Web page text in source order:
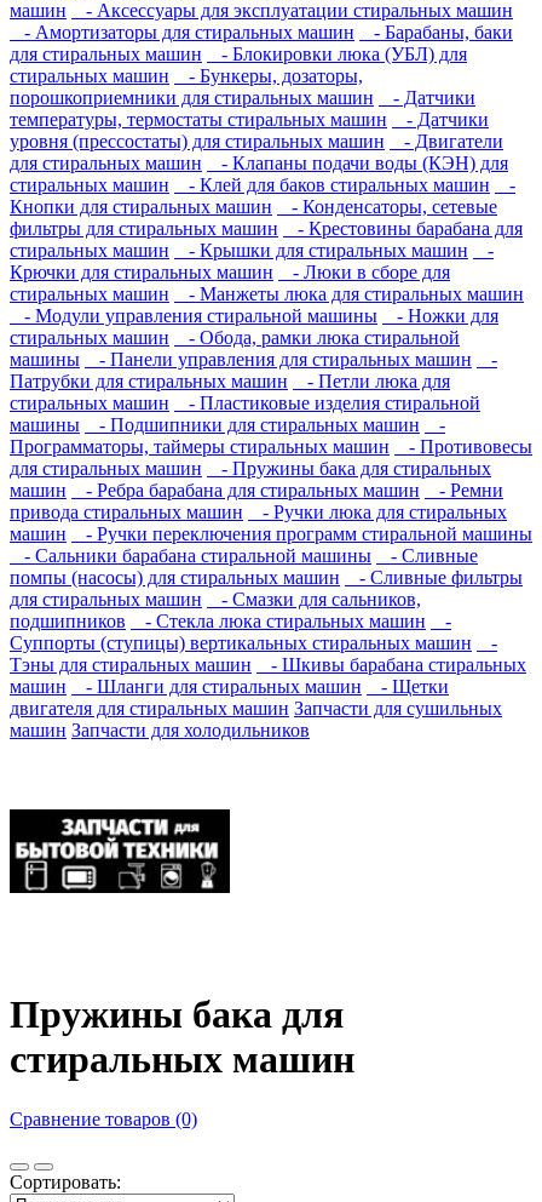
машин
- Аксессуары для эксплуатации стиральных машин
- Амортизаторы для стиральных машин
- Барабаны, баки
для стиральных машин
- Блокировки люка (УБЛ) для
стиральных машин
- Бункеры, дозаторы,
порошкоприемники для стиральных машин
- Датчики
температуры, термостаты стиральных машин
- Датчики
уровня (прессостаты) для стиральных машин
- Двигатели
для стиральных машин
- Клапаны подачи воды (КЭН) для
стиральных машин
- Клей для баков стиральных машин
-
Кнопки для стиральных машин
- Конденсаторы, сетевые
фильтры для стиральных машин
- Крестовины барабана для
стиральных машин
- Крышки для стиральных машин
-
Крючки для стиральных машин
- Люки в сборе для
стиральных машин
- Манжеты люка для стиральных машин
- Модули управления стиральной машины
- Ножки для
стиральных машин
- Обода, рамки люка стиральной
машины
- Панели управления для стиральных машин
-
Патрубки для стиральных машин
- Петли люка для
стиральных машин
- Пластиковые изделия стиральной
машины
- Подшипники для стиральных машин
-
Программаторы, таймеры стиральных машин
- Противовесы
для стиральных машин
- Пружины бака для стиральных
машин
- Ребра барабана для стиральных машин
- Ремни
привода стиральных машин
- Ручки люка для стиральных
машин
- Ручки переключения программ стиральной машины
- Сальники барабана стиральной машины
- Сливные
помпы (насосы) для стиральных машин
- Сливные фильтры
для стиральных машин
- Смазки для сальников,
подшипников
- Стекла люка стиральных машин
-
Суппорты (ступицы) вертикальных стиральных машин
-
Тэны для стиральных машин
- Шкивы барабана стиральных
машин
- Шланги для стиральных машин
- Щетки
двигателя для стиральных машин Запчасти для сушильных
машин Запчасти для холодильников
Пружины бака для
стиральных машин
Сравнение товаров (0)
Сортировать: